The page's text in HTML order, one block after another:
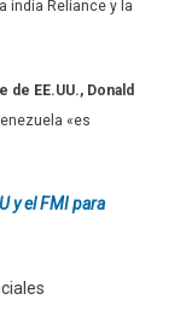
india Reliance y la
EE.UU., Donald
«es
y el FMI para